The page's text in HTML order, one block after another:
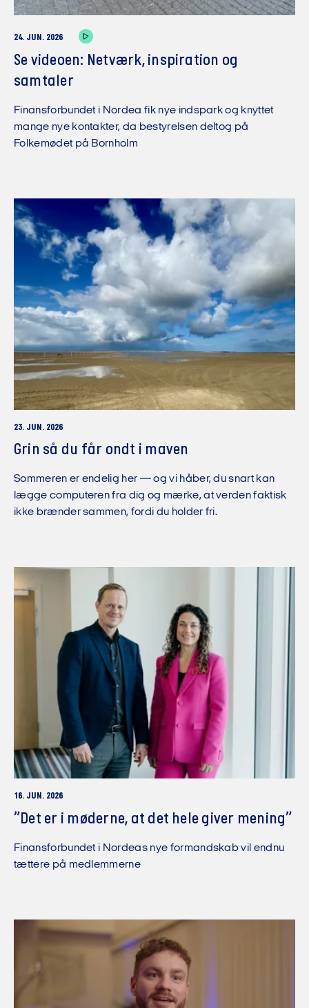
24. JUN. 2026
Se videoen: Netværk, inspiration og
samtaler
Finansforbundet i Nordea fik nye indspark og knyttet
mange nye kontakter, da bestyrelsen deltog på
Folkemødet på Bornholm
23. JUN. 2026
Grin så du får ondt i maven
Sommeren er endelig her — og vi håber, du snart kan
lægge computeren fra dig og mærke, at verden faktisk
ikke brænder sammen, fordi du holder fri.
16. JUN. 2026
”Det er i møderne, at det hele giver mening”
Finansforbundet i Nordeas nye formandskab vil endnu
tættere på medlemmerne